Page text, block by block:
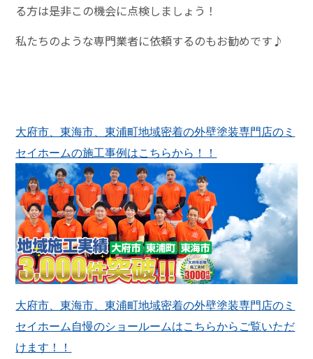
る方は是非この機会に点検しましょう！
私たちのような専門業者に依頼するのもお勧めです♪
大府市、東海市、東浦町地域密着の外壁塗装専門店のミ
セイホームの施工事例はこちらから！！
大府市、東海市、東浦町地域密着の外壁塗装専門店のミ
セイホーム自慢のショールームはこちらからご覧いただ
けます！！